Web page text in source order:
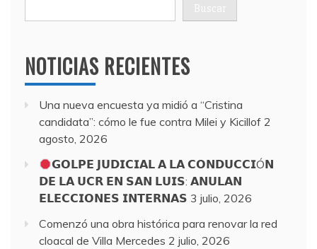
Buscar
NOTICIAS RECIENTES
Una nueva encuesta ya midió a “Cristina
candidata”: cómo le fue contra Milei y Kicillof 2
agosto, 2026
𝗚𝗢𝗟𝗣𝗘 𝗝𝗨𝗗𝗜𝗖𝗜𝗔𝗟 𝗔 𝗟𝗔 𝗖𝗢𝗡𝗗𝗨𝗖𝗖𝗜Ó𝗡
𝗗𝗘 𝗟𝗔 𝗨𝗖𝗥 𝗘𝗡 𝗦𝗔𝗡 𝗟𝗨𝗜𝗦: 𝗔𝗡𝗨𝗟𝗔𝗡
𝗘𝗟𝗘𝗖𝗖𝗜𝗢𝗡𝗘𝗦 𝗜𝗡𝗧𝗘𝗥𝗡𝗔𝗦 3 julio, 2026
Comenzó una obra histórica para renovar la red
cloacal de Villa Mercedes 2 julio, 2026